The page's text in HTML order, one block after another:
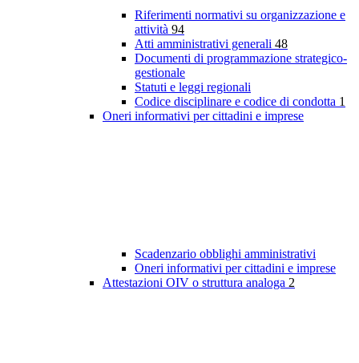
Riferimenti normativi su organizzazione e
attività 94
Atti amministrativi generali 48
Documenti di programmazione strategico-
gestionale
Statuti e leggi regionali
Codice disciplinare e codice di condotta 1
Oneri informativi per cittadini e imprese
Scadenzario obblighi amministrativi
Oneri informativi per cittadini e imprese
Attestazioni OIV o struttura analoga 2